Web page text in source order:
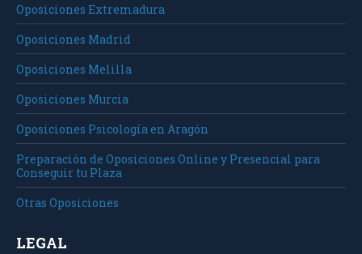
Oposiciones Extremadura
Oposiciones Madrid
Oposiciones Melilla
Oposiciones Murcia
Oposiciones Psicología en Aragón
Preparación de Oposiciones Online y Presencial para
Conseguir tu Plaza
Otras Oposiciones
LEGAL